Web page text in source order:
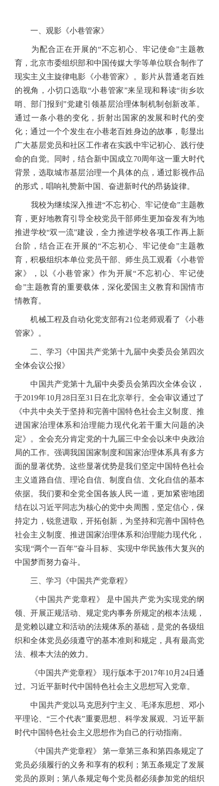
一、观影《小巷管家》
为配合正在开展的“不忘初心、牢记使命”主题教
育，北京市委组织部和中国传媒大学等单位联合制作了
现实主义主旋律电影《小巷管家》。影片从普通老百姓
的视角，小切口选取“小巷管家”来呈现和释读“街乡吹
哨、部门报到”党建引领基层治理体制机制创新改革。
通过一条小巷的变化，折射出国家的发展和时代的变
化；通过一个个发生在小巷老百姓身边的故事，彰显出
广大基层党员和社区工作者在实践中牢记初心、践行使
命的自觉。同时，结合新中国成立70周年这一重大时代
背景，选取城市基层治理一个具体的点，通过影视作品
的形式，唱响礼赞新中国、奋进新时代的昂扬旋律。
我校为继续深入推进“不忘初心、牢记使命”主题教
育，更好地教育引导全校党员干部师生更加奋发有为地
推进学校“双一流”建设，全力推进学校各项工作再上新
台阶，结合正在开展的“不忘初心、牢记使命”主题教
育，积极组织本单位党员干部、师生员工观看《小巷管
家》，以《小巷管家》作为开展“不忘初心、牢记使
命”主题教育的重要载体，深化爱国主义教育和国情市
情教育。
机械工程及自动化党支部有21位老师观看了《小巷
管家》。
二、学习《中国共产党第十九届中央委员会第四次
全体会议公报》
中国共产党第十九届中央委员会第四次全体会议，
于2019年10月28日至31日在北京举行。全会审议通过了
《中共中央关于坚持和完善中国特色社会主义制度、推
进国家治理体系和治理能力现代化若干重大问题的决
定》。全会充分肯定党的十九届三中全会以来中央政治
局的工作。强调我国国家制度和国家治理体系具有多方
面的显著优势。这些显著优势是我们坚定中国特色社会
主义道路自信、理论自信、制度自信、文化自信的基本
依据。我们要和全党全国各族人民一道，更加紧密地团
结在以习近平同志为核心的党中央周围，坚定信心，保
持定力，锐意进取，开拓创新，为坚持和完善中国特色
社会主义制度、推进国家治理体系和治理能力现代化，
实现“两个一百年”奋斗目标、实现中华民族伟大复兴的
中国梦而努力奋斗。
三、学习《中国共产党章程》
《中国共产党章程》 是中国共产党为实现党的纲
领、开展正规活动、规定党内事务所规定的根本法规，
是党赖以建立和活动的法规体系的基础，是党的各级组
织和全体党员必须遵守的基本准则和规定，具有最高党
法、根本大法的效力。
《中国共产党章程》 现行版本于2017年10月24日通
过。习近平新时代中国特色社会主义思想写入党章。
中国共产党以马克思列宁主义、毛泽东思想、邓小
平理论、“三个代表”重要思想、科学发展观、习近平新
时代中国特色社会主义思想作为自己的行动指南。
《中国共产党章程》 第一章第三条和第四条规定了
党员必须履行的义务和享有的权利；第五条规定了发展
党员的原则；第八条规定每个党员都必须参加党的组织